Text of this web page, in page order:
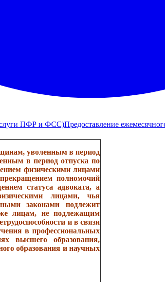
ПФР и ФСС)Предоставление
уволенным в период
в период отпуска по
физическими лицами
полномочий
статуса адвоката, а
лицами, чья
законами подлежит
лицам, не подлежащим
и в связи
в профессиональных
высшего образования,
образования и научных